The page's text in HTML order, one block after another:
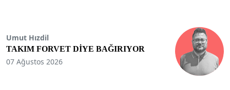
Umut Hızdil
TAKIM FORVET DİYE BAĞIRIYOR
07 Ağustos 2026